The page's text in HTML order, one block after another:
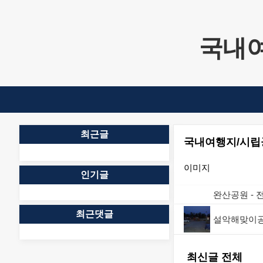
국내
최근글
인기글
최근댓글
국내여행지/시
이미지
완산공원 -
설악해맞이
최신글 전체